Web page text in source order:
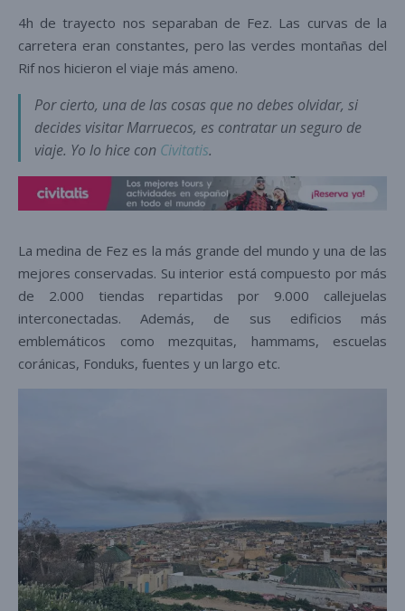
4h de trayecto nos separaban de Fez. Las curvas de la
carretera eran constantes, pero las verdes montañas del
Rif nos hicieron el viaje más ameno.
Por cierto, una de las cosas que no debes olvidar, si
decides visitar Marruecos, es contratar un seguro de
viaje. Yo lo hice con Civitatis.
La medina de Fez es la más grande del mundo y una de las
mejores conservadas. Su interior está compuesto por más
de 2.000 tiendas repartidas por 9.000 callejuelas
interconectadas. Además, de sus edificios más
emblemáticos como mezquitas, hammams, escuelas
coránicas, Fonduks, fuentes y un largo etc.